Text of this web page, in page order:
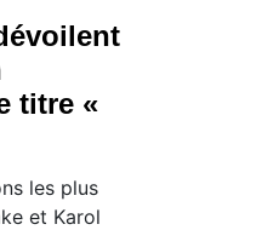
titre «
les plus
et Karol